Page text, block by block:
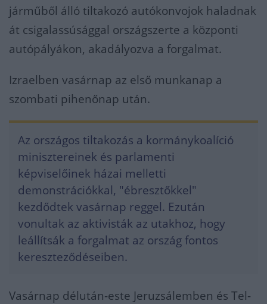
járműből álló tiltakozó autókonvojok haladnak
át csigalassúsággal országszerte a központi
autópályákon, akadályozva a forgalmat.
Izraelben vasárnap az első munkanap a
szombati pihenőnap után.
Az országos tiltakozás a kormánykoalíció
minisztereinek és parlamenti
képviselőinek házai melletti
demonstrációkkal, "ébresztőkkel"
kezdődtek vasárnap reggel. Ezután
vonultak az aktivisták az utakhoz, hogy
leállítsák a forgalmat az ország fontos
kereszteződéseiben.
Vasárnap délután-este Jeruzsálemben és Tel-